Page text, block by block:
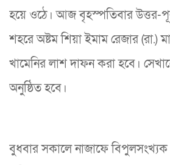
হয়ে ওঠে। আজ বৃহস্পতিবার উত্তর-
শহরে অষ্টম শিয়া ইমাম রেজার (রা.)
খামেনির লাশ দাফন করা হবে।
অনুষ্ঠিত হবে।
বুধবার সকালে নাজাফে